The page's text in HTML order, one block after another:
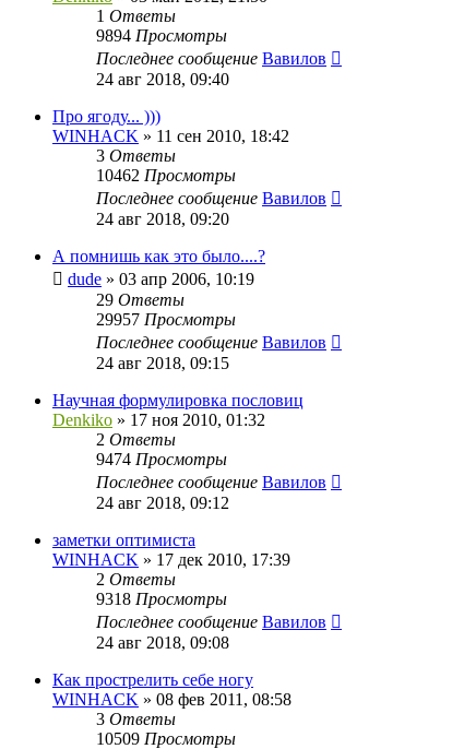
1 Ответы
9894 Просмотры
Последнее сообщение Вавилов
24 авг 2018, 09:40
Про ягоду... )))
WINHACK » 11 сен 2010, 18:42
3 Ответы
10462 Просмотры
Последнее сообщение Вавилов
24 авг 2018, 09:20
А помнишь как это было....?
dude » 03 апр 2006, 10:19
29 Ответы
29957 Просмотры
Последнее сообщение Вавилов
24 авг 2018, 09:15
Научная формулировка пословиц
Denkiko » 17 ноя 2010, 01:32
2 Ответы
9474 Просмотры
Последнее сообщение Вавилов
24 авг 2018, 09:12
заметки оптимиста
WINHACK » 17 дек 2010, 17:39
2 Ответы
9318 Просмотры
Последнее сообщение Вавилов
24 авг 2018, 09:08
Как прострелить себе ногу
WINHACK » 08 фев 2011, 08:58
3 Ответы
10509 Просмотры